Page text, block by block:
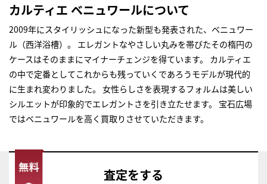
カルティエ ベニュワールについて
2009年にスタイリッシュになった新型も発表された、ベニュワー
ル（西洋浴槽）。 エレガントなやさしい丸みを帯びたその楕円の
ケースはそのままにマイナーチェンジを得ています。 カルティエ
の中で定番としてこれからも残っていくであろうモデルが現代的
に生まれ変わりました。 女性らしさを表現するフォルムは美しい
シルエットが印象的でエレガントさを引き立たせます。 宝石広場
ではベニュワールを高く買取りさせていただきます。
査定をする